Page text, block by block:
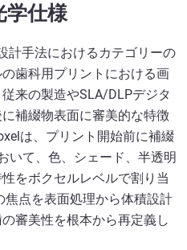
学仕様
計手法におけるカテゴリーの
歯科用プリントにおける画
来の製造やSLA/DLPデジタ
補綴物表面に審美的な特徴
は、プリント開始前に補綴
いて、色、シェード、半透明
をボクセルレベルで割り当
点を表面処理から体積設計
審美性を根本から再定義し